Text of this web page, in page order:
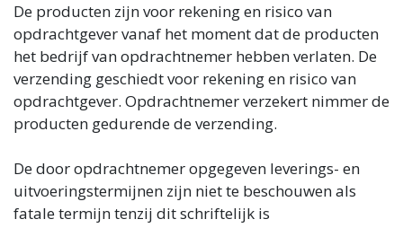
De producten zijn voor rekening en risico van
opdrachtgever vanaf het moment dat de producten
het bedrijf van opdrachtnemer hebben verlaten. De
verzending geschiedt voor rekening en risico van
opdrachtgever. Opdrachtnemer verzekert nimmer de
producten gedurende de verzending.
De door opdrachtnemer opgegeven leverings- en
uitvoeringstermijnen zijn niet te beschouwen als
fatale termijn tenzij dit schriftelijk is